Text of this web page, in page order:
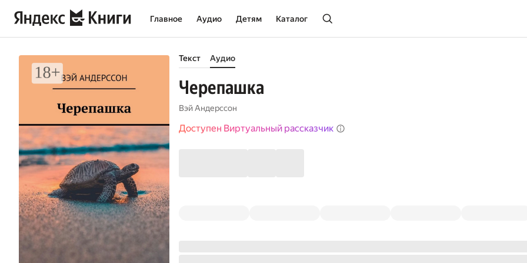
Главное Аудио Детям Каталог
Текст Аудио
Черепашка
Вэй Андерссон
Доступен Виртуальный рассказчик